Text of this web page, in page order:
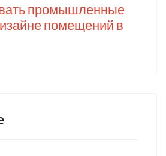
промышленные
помещений в